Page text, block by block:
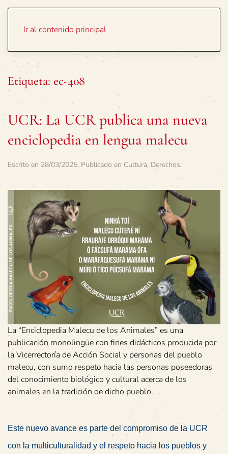
Ir al contenido principal
Etiqueta: ec-408
UCR: La UCR publica una nueva
enciclopedia en lengua malecu
Escrito en 28/03/2025. Publicado en Cultura, Derechos.
La “Enciclopedia Malecu de los Animales” es una
publicación monolingüe con fines didácticos producida por
la Vicerrectoría de Acción Social y personas del pueblo
malecu, con sumo respeto hacia las personas poseedoras
del conocimiento biológico y cultural acerca de los
animales en la tradición de dicho pueblo.
Este nuevo avance es parte del compromiso de la UCR
con la multiculturalidad y el respeto hacia los pueblos y